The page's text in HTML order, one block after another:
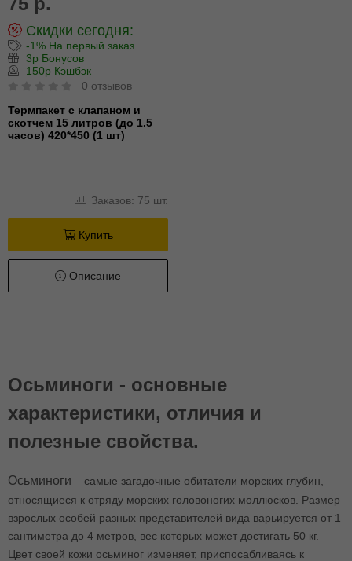
Скидки сегодня:
-1% На первый заказ
3р Бонусов
150р Кэшбэк
0 отзывов
Термпакет с клапаном и
скотчем 15 литров (до 1.5
часов) 420*450 (1 шт)
Заказов: 75 шт.
Купить
Описание
Осьминоги - основные
характеристики, отличия и
полезные свойства.
Осьминоги – самые загадочные обитатели морских глубин,
относящиеся к отряду морских головоногих моллюсков. Размер
взрослых особей разных представителей вида варьируется от 1
сантиметра до 4 метров, вес которых может достигать 50 кг.
Цвет своей кожи осьминог изменяет, приспосабливаясь к